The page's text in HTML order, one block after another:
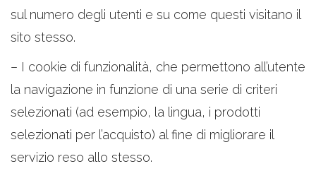
sul numero degli utenti e su come questi visitano il
sito stesso.
– I cookie di funzionalità, che permettono all’utente
la navigazione in funzione di una serie di criteri
selezionati (ad esempio, la lingua, i prodotti
selezionati per l’acquisto) al fine di migliorare il
servizio reso allo stesso.